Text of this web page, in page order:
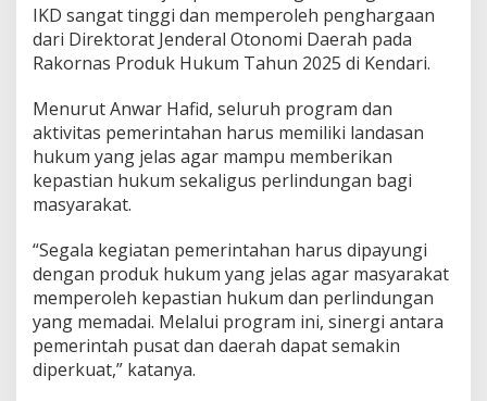
IKD sangat tinggi dan memperoleh penghargaan
dari Direktorat Jenderal Otonomi Daerah pada
Rakornas Produk Hukum Tahun 2025 di Kendari.
Menurut Anwar Hafid, seluruh program dan
aktivitas pemerintahan harus memiliki landasan
hukum yang jelas agar mampu memberikan
kepastian hukum sekaligus perlindungan bagi
masyarakat.
“Segala kegiatan pemerintahan harus dipayungi
dengan produk hukum yang jelas agar masyarakat
memperoleh kepastian hukum dan perlindungan
yang memadai. Melalui program ini, sinergi antara
pemerintah pusat dan daerah dapat semakin
diperkuat,” katanya.